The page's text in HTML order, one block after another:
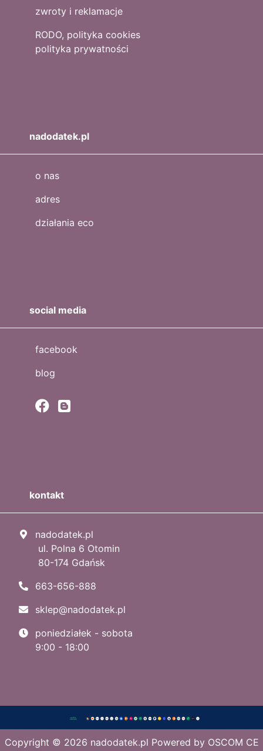
zwroty i reklamacje
RODO, polityka cookies
polityka prywatności
nadodatek.pl
o nas
adres
działania eco
social media
facebook
blog
kontakt
nadodatek.pl
ul. Polna 6 Otomin
80-174 Gdańsk
663-656-888
sklep@nadodatek.pl
poniedziałek - sobota
9:00 - 18:00
Copyright © 2026 nadodatek.pl Powered by OSCOM CE